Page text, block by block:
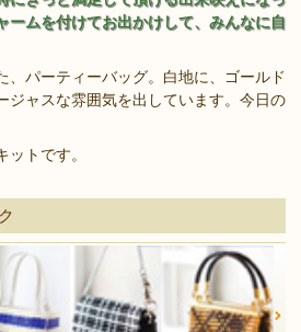
ームを付けてお出かけして、みんなに自
、パーティーバッグ。白地に、ゴールド
ジャスな雰囲気を出しています。今日の
ットです。